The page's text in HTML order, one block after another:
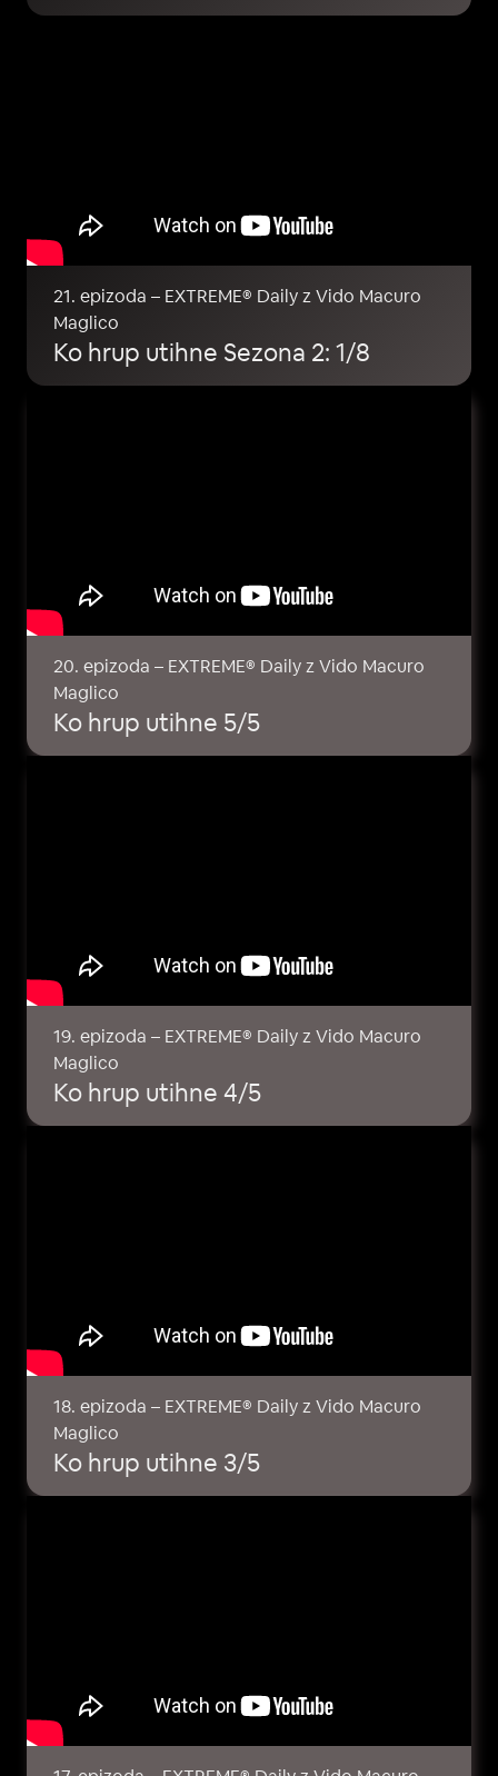
21. epizoda – EXTREME® Daily z Vido Macuro
Maglico
Ko hrup utihne Sezona 2: 1/8
20. epizoda – EXTREME® Daily z Vido Macuro
Maglico
Ko hrup utihne 5/5
19. epizoda – EXTREME® Daily z Vido Macuro
Maglico
Ko hrup utihne 4/5
18. epizoda – EXTREME® Daily z Vido Macuro
Maglico
Ko hrup utihne 3/5